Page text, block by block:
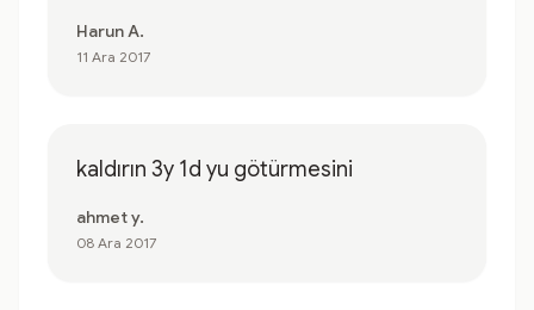
Harun A.
11 Ara 2017
kaldırın 3y 1d yu götürmesini
ahmet y.
08 Ara 2017